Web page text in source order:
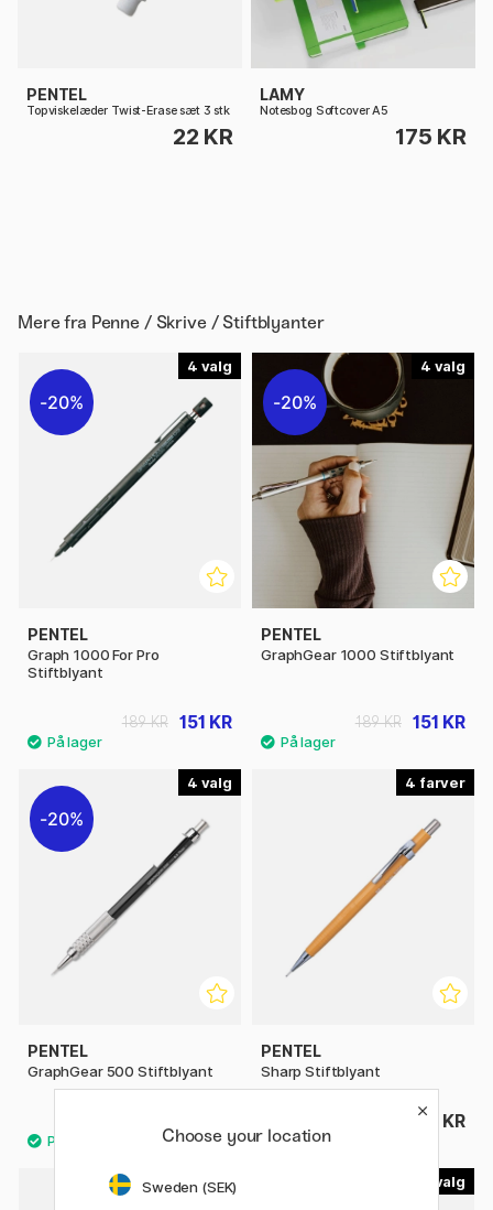
PENTEL
Topviskelæder Twist-Erase sæt 3 stk
22 KR
LAMY
Notesbog Softcover A5
175 KR
Mere fra Penne / Skrive / Stiftblyanter
4
20%
PENTEL
Graph 1000 For Pro
Stiftblyant
151 KR
189 KR
4
20%
PENTEL
GraphGear 1000 Stiftblyant
151 KR
189 KR
4
20%
PENTEL
GraphGear 500 Stiftblyant
4
PENTEL
Sharp Stiftblyant
55 KR
Choose your location
Sweden (SEK)